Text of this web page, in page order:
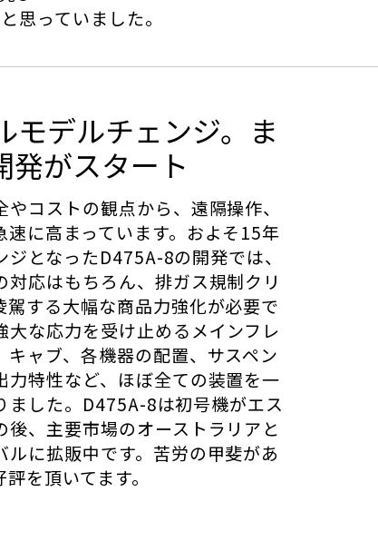
思っていました。
モデルチェンジ。ま
発がスタート
コストの観点から、遠隔操作、
速に高まっています。およそ15年
となったD475A-8の開発では、
応はもちろん、排ガス規制クリ
駕する大幅な商品力強化が必要で
大な応力を受け止めるメインフレ
キャブ、各機器の配置、サスペン
力特性など、ほぼ全ての装置を一
ました。D475A-8は初号機がエス
後、主要市場のオーストラリアと
に拡販中です。苦労の甲斐があ
を頂いてます。